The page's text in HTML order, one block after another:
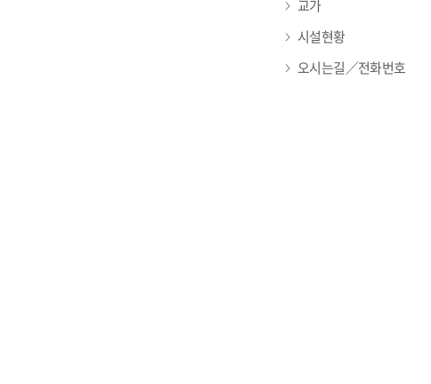
교가
시설현황
오시는길／전화번호